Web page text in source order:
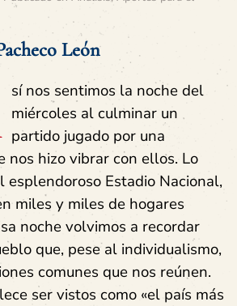
León
sí nos sentimos la noche del
miércoles al culminar un
partido jugado por una
nos hizo vibrar con ellos. Lo
esplendoroso Estadio Nacional,
miles y miles de hogares
noche volvimos a recordar
que, pese al individualismo,
comunes que nos reúnen.
ser vistos como «el país más